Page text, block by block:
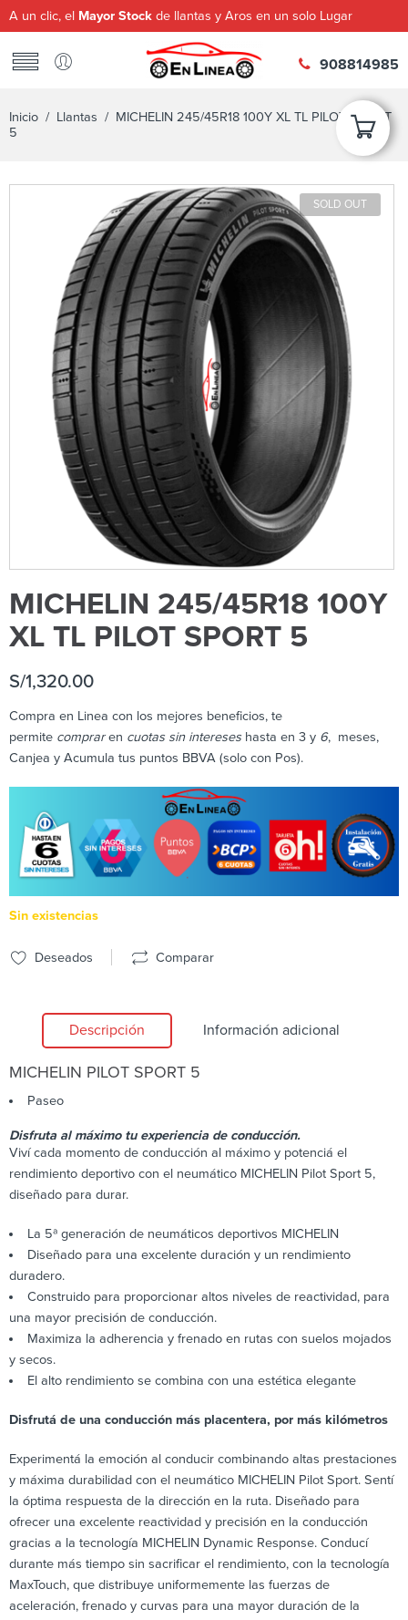
A un clic, el Mayor Stock de llantas y Aros en un solo Lugar
908814985
Inicio / Llantas / MICHELIN 245/45R18 100Y XL TL PILOT SPORT
5
SOLD OUT
MICHELIN 245/45R18 100Y
XL TL PILOT SPORT 5
S/1,320.00
Compra en Linea con los mejores beneficios, te
permite compraren cuotas sin intereseshasta en 3 y 6, meses,
Canjea y Acumula tus puntos BBVA (solo con Pos).
Sin existencias
Deseados Comparar
Descripción Información adicional
MICHELIN PILOT SPORT 5
Paseo
Disfruta al máximo tu experiencia de conducción.
Viví cada momento de conducción al máximo y potenciá el
rendimiento deportivo con el neumático MICHELIN Pilot Sport 5,
diseñado para durar.
La 5ª generación de neumáticos deportivos MICHELIN
Diseñado para una excelente duración y un rendimiento
duradero.
Construido para proporcionar altos niveles de reactividad, para
una mayor precisión de conducción.
Maximiza la adherencia y frenado en rutas con suelos mojados
y secos.
El alto rendimiento se combina con una estética elegante
Disfrutá de una conducción más placentera, por más kilómetros
Experimentá la emoción al conducir combinando altas prestaciones
y máxima durabilidad con el neumático MICHELIN Pilot Sport. Sentí
la óptima respuesta de la dirección en la ruta. Diseñado para
ofrecer una excelente reactividad y precisión en la conducción
gracias a la tecnología MICHELIN Dynamic Response. Conducí
durante más tiempo sin sacrificar el rendimiento, con la tecnología
MaxTouch, que distribuye uniformemente las fuerzas de
aceleración, frenado y curvas para una mayor duración de la